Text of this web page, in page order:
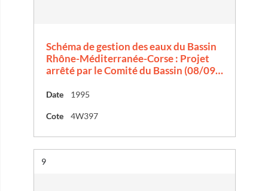
Schéma de gestion des eaux du Bassin
Rhône-Méditerranée-Corse : Projet
arrêté par le Comité du Bassin (08/09…
Date 1995
Cote 4W397
Résultat n°
9